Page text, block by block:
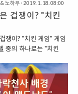
드라마, 영화 자막을
사이트" 이렇게 드라
자막을 공유하는 사이
드라마와 영화를 이용
부를 할 때, 가장 유용
던 사이트가 있습니다.
이라는
요. 이 사이트에서는
노하우 · 2019. 1. 18. 08:00
겁쟁이? "치킨
쟁이? "치킨 게임" 게임
중의 하나로는 "치킨
다. 우리말로 직역해보
라는 말로 옮겨볼 수
양에서의 닭은 겁쟁이